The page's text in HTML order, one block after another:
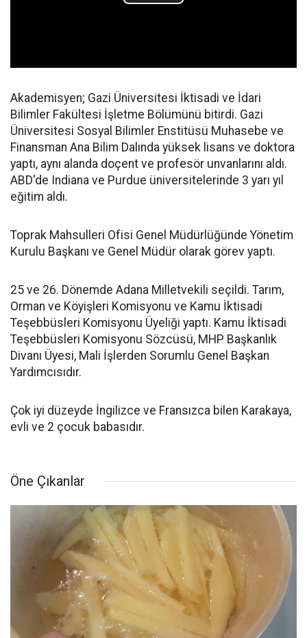
Akademisyen; Gazi Üniversitesi İktisadi ve İdari
Bilimler Fakültesi İşletme Bölümünü bitirdi. Gazi
Üniversitesi Sosyal Bilimler Enstitüsü Muhasebe ve
Finansman Ana Bilim Dalında yüksek lisans ve doktora
yaptı, aynı alanda doçent ve profesör unvanlarını aldı.
ABD'de Indiana ve Purdue üniversitelerinde 3 yarı yıl
eğitim aldı.
Toprak Mahsulleri Ofisi Genel Müdürlüğünde Yönetim
Kurulu Başkanı ve Genel Müdür olarak görev yaptı.
25 ve 26. Dönemde Adana Milletvekili seçildi. Tarım,
Orman ve Köyişleri Komisyonu ve Kamu İktisadi
Teşebbüsleri Komisyonu Üyeliği yaptı. Kamu İktisadi
Teşebbüsleri Komisyonu Sözcüsü, MHP Başkanlık
Divanı Üyesi, Mali İşlerden Sorumlu Genel Başkan
Yardımcısıdır.
Çok iyi düzeyde İngilizce ve Fransızca bilen Karakaya,
evli ve 2 çocuk babasıdır.
Öne Çıkanlar